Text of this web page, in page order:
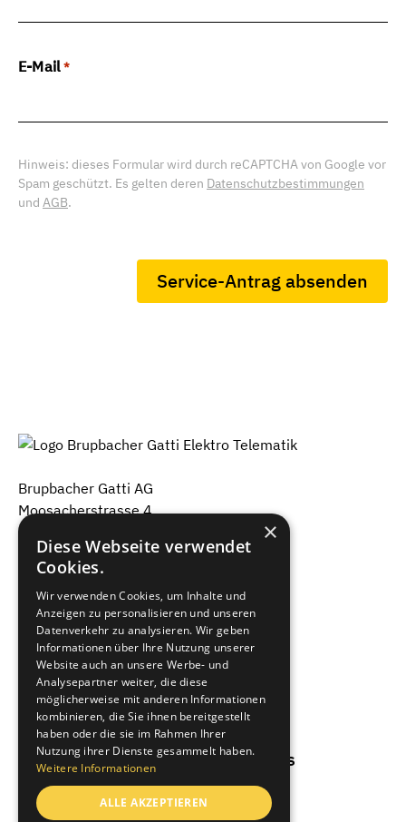
E-Mail *
Hinweis: dieses Formular wird durch reCAPTCHA von Google vor
Spam geschützt. Es gelten deren Datenschutzbestimmungen
und AGB.
Brupbacher Gatti AG
Moosacherstrasse 4
8820 Wädenswil
+41 44 782 61 11
info@brupbacher-gatti.ch
Brupbacher Gatti AG
Seestrasse 201
8810 Horgen
+41 44 718 22 22
info@brupbacher-gatti.ch
Stromsparmodus aus
×
Diese Webseite verwendet
Cookies.
Wir verwenden Cookies, um Inhalte und
Anzeigen zu personalisieren und unseren
Datenverkehr zu analysieren. Wir geben
Informationen über Ihre Nutzung unserer
Website auch an unsere Werbe- und
Analysepartner weiter, die diese
möglicherweise mit anderen Informationen
kombinieren, die Sie ihnen bereitgestellt
haben oder die sie im Rahmen Ihrer
Nutzung ihrer Dienste gesammelt haben.
Weitere Informationen
ALLE AKZEPTIEREN